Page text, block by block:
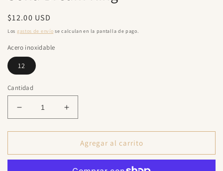
una
modal
Precio
habitual
$12.00 USD
Los gastos de envío se calculan en la pantalla de pago.
Acero inoxidable
12
Cantidad
Reducir
cantidad
para
Dream
Aumentar
cantidad
para
Sofía
Dream
Agregar al carrito